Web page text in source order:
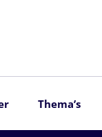
Thema’s